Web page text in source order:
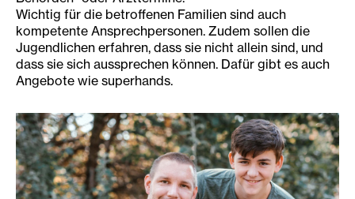
Wichtig für die betroffenen Familien sind auch
kompetente Ansprechpersonen. Zudem sollen die
Jugendlichen erfahren, dass sie nicht allein sind, und
dass sie sich aussprechen können. Dafür gibt es auch
Angebote wie superhands.